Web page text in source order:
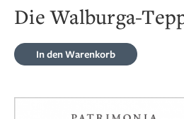
Die Walburga-
In den Warenkorb